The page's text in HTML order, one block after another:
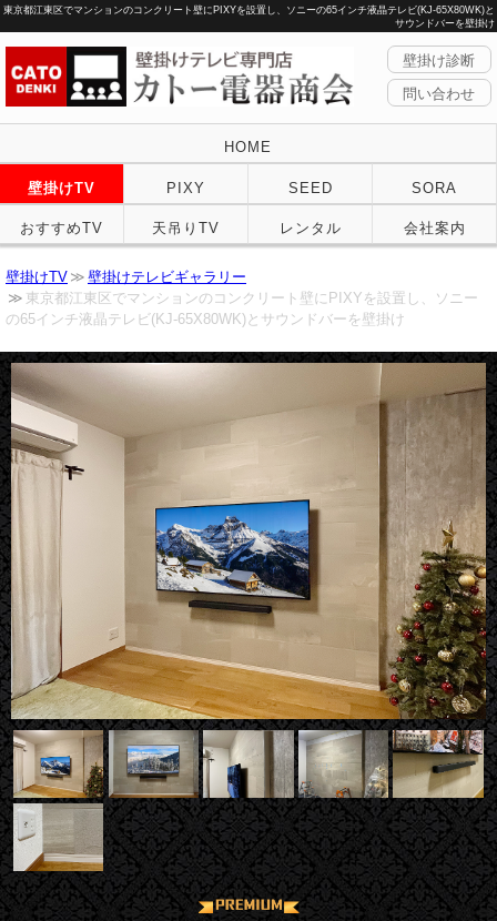
東京都江東区でマンションのコンクリート壁にPIXYを設置し、ソニーの65インチ液晶テレビ(KJ-65X80WK)と
サウンドバーを壁掛け
壁掛け診断
問い合わせ
HOME
壁掛けTV PIXY SEED SORA
おすすめTV 天吊りTV レンタル 会社案内
壁掛けTV
壁掛けテレビギャラリー
東京都江東区でマンションのコンクリート壁にPIXYを設置し、ソニー
の65インチ液晶テレビ(KJ-65X80WK)とサウンドバーを壁掛け